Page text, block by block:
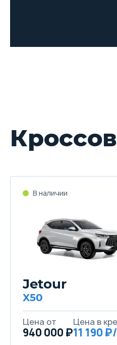
В наличии
Jetour
X50
Цена от
940 000 ₽
Цена в
11 190